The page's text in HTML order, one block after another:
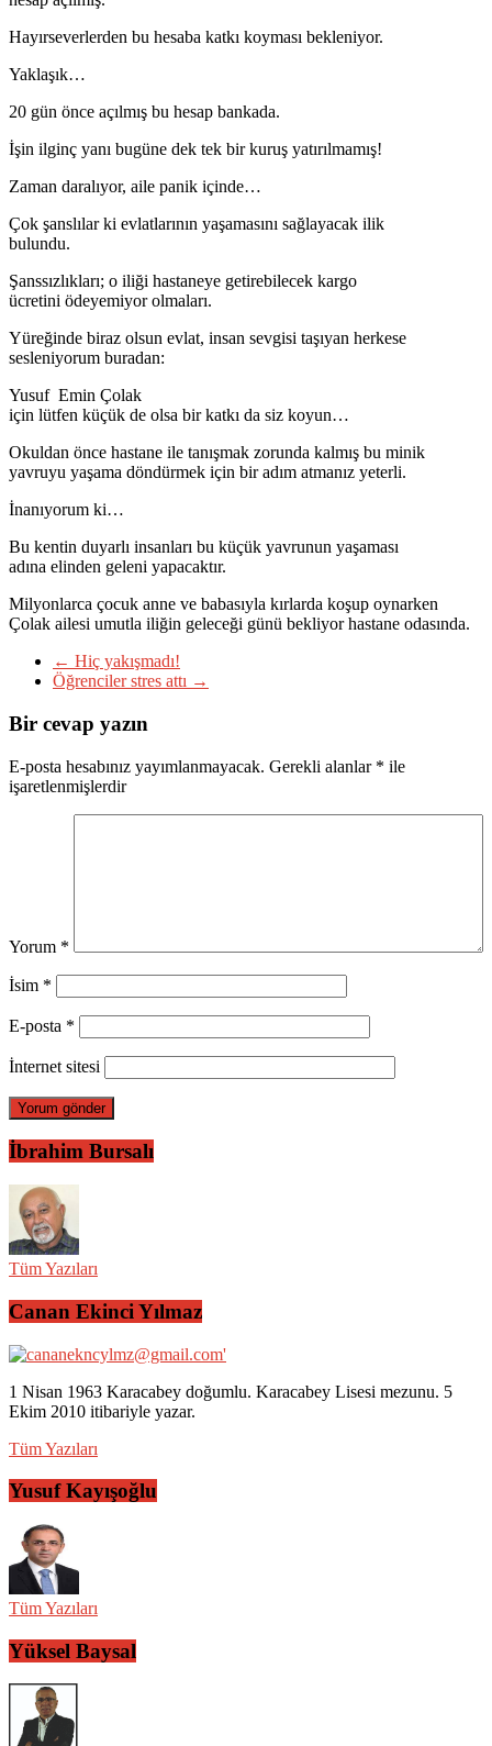
Hayırseverlerden bu hesaba katkı koyması bekleniyor.
Yaklaşık…
20 gün önce açılmış bu hesap bankada.
İşin ilginç yanı bugüne dek tek bir kuruş yatırılmamış!
Zaman daralıyor, aile panik içinde…
Çok şanslılar ki evlatlarının yaşamasını sağlayacak ilik
bulundu.
Şanssızlıkları; o iliği hastaneye getirebilecek kargo
ücretini ödeyemiyor olmaları.
Yüreğinde biraz olsun evlat, insan sevgisi taşıyan herkese
sesleniyorum buradan:
Yusuf Emin Çolak
için lütfen küçük de olsa bir katkı da siz koyun…
Okuldan önce hastane ile tanışmak zorunda kalmış bu minik
yavruyu yaşama döndürmek için bir adım atmanız yeterli.
İnanıyorum ki…
Bu kentin duyarlı insanları bu küçük yavrunun yaşaması
adına elinden geleni yapacaktır.
Milyonlarca çocuk anne ve babasıyla kırlarda koşup oynarken
Çolak ailesi umutla iliğin geleceği günü bekliyor hastane odasında.
← Hiç yakışmadı!
Öğrenciler stres attı →
Bir cevap yazın
E-posta hesabınız yayımlanmayacak. Gerekli alanlar * ile
işaretlenmişlerdir
Yorum *
İsim *
E-posta *
İnternet sitesi
İbrahim Bursalı
Tüm Yazıları
Canan Ekinci Yılmaz
1 Nisan 1963 Karacabey doğumlu. Karacabey Lisesi mezunu. 5
Ekim 2010 itibariyle yazar.
Tüm Yazıları
Yusuf Kayışoğlu
Tüm Yazıları
Yüksel Baysal